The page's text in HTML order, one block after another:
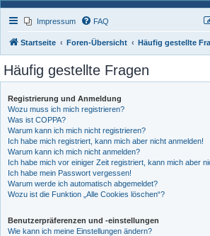
Impressum FAQ
Startseite Foren-Übersicht Häufig gestellte
Häufig gestellte Fragen
Registrierung und Anmeldung
Wozu muss ich mich registrieren?
Was ist COPPA?
Warum kann ich mich nicht registrieren?
Ich habe mich registriert, kann mich aber nicht anmelden!
Warum kann ich mich nicht anmelden?
Ich habe mich vor einiger Zeit registriert, kann mich aber
Ich habe mein Passwort vergessen!
Warum werde ich automatisch abgemeldet?
Wozu ist die Funktion „Alle Cookies löschen“?
Benutzerpräferenzen und -einstellungen
Wie kann ich meine Einstellungen ändern?